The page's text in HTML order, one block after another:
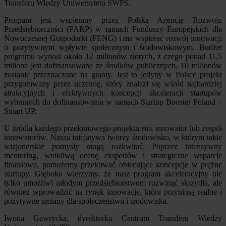
Transferu Wiedzy Uniwersytetu SWPS.
Program jest wspierany przez Polską Agencję Rozwoju
Przedsiębiorczości (PARP) w ramach Funduszy Europejskich dla
Nowoczesnej Gospodarki (FENG) i ma wspierać rozwój innowacji
o pozytywnym wpływie społecznym i środowiskowym. Budżet
programu wynosi około 12 milionów złotych, z czego ponad 11,5
miliona jest dofinansowane ze środków publicznych. 10 milionów
zostanie przeznaczone na granty. Jest to jedyny w Polsce projekt
przygotowany przez uczelnię, który znalazł się wśród najbardziej
atrakcyjnych i efektywnych koncepcji akceleracji startupów
wybranych do dofinansowania w ramach Startup Booster Poland –
Smart UP.
U źródła każdego przełomowego projektu stoi innowator lub zespół
innowatorów. Nasza inicjatywa tworzy środowisko, w którym takie
wizjonerskie pomysły mogą rozkwitać. Poprzez intensywny
mentoring, wnikliwą ocenę ekspertów i strategiczne wsparcie
finansowe, pomożemy przekuwać obiecujące koncepcje w prężne
startupy. Głęboko wierzymy, że nasz program akceleracyjny nie
tylko umożliwi młodym przedsiębiorstwom rozwinąć skrzydła, ale
również wprowadzić na rynek innowacje, które przyniosą realne i
pozytywne zmiany dla społeczeństwa i środowiska.
Iwona Gawrycka, dyrektorka Centrum Transferu Wiedzy